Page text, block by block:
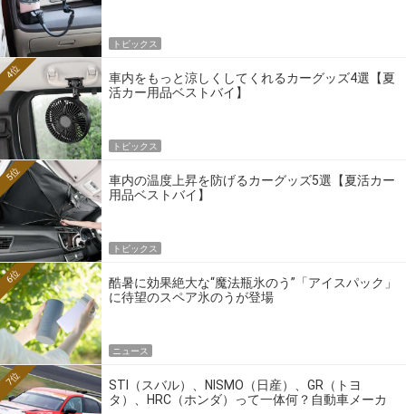
トピックス
車内をもっと涼しくしてくれるカーグッズ4選【夏
活カー用品ベストバイ】
4位
トピックス
車内の温度上昇を防げるカーグッズ5選【夏活カー
用品ベストバイ】
5位
トピックス
酷暑に効果絶大な“魔法瓶氷のう”「アイスパック」
に待望のスペア氷のうが登場
6位
ニュース
STI（スバル）、NISMO（日産）、GR（トヨ
タ）、HRC（ホンダ）って一体何？自動車メーカ
7位